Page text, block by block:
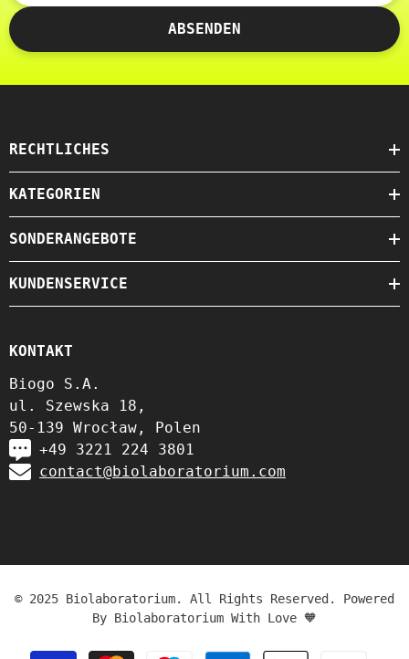
ABSENDEN
RECHTLICHES
KATEGORIEN
SONDERANGEBOTE
KUNDENSERVICE
KONTAKT
Biogo S.A.
ul. Szewska 18,
50-139 Wrocław, Polen
+49 3221 224 3801
contact@biolaboratorium.com
© 2025 Biolaboratorium. All Rights Reserved. Powered
By Biolaboratorium With Love 🧡